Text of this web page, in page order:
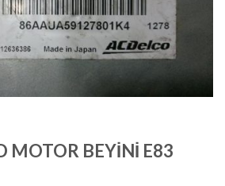
Ekle
MOTOR BEYİNİ E83